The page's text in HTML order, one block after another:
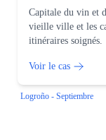
Capitale du vin et
vieille ville et les
itinéraires soignés.
Voir le cas
Logroño - Septiembre